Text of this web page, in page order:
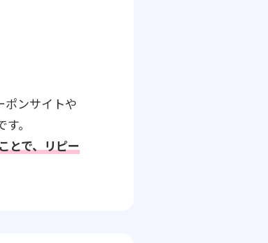
ポンサイトや
。
とで、リピー